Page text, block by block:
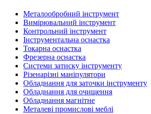
Металообробний інструмент
Вимірювальний інструмент
Контрольний інструмент
Інструментальна оснастка
Токарна оснастка
Фрезерна оснастка
Системи затиску інструменту
Різенарізні маніпулятори
Обладнання для заточки інструменту
Обладнання для очищення
Обладнання магнітне
Металеві промислові меблі